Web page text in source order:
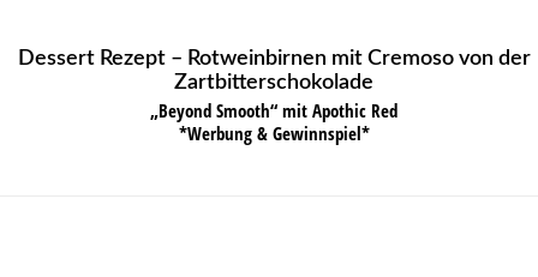
Dessert Rezept – Rotweinbirnen mit Cremoso von der
Zartbitterschokolade
„Beyond Smooth“ mit Apothic Red
*Werbung & Gewinnspiel*